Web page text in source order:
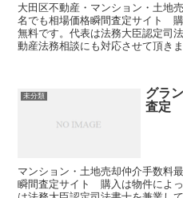
大田区不動産・マンション・土
名でも相場価格瞬間査定サイト
無料です。代表は法務大臣認定司
動産法務相談にも対応させて頂きま
未分類
グラ
査定
マンション・土地売却仲介手数
瞬間査定サイト 購入は物件によ